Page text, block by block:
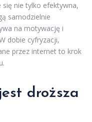
nie tylko efektywna,
samodzielnie
na motywację i
dobie cyfryzacji,
przez internet to krok
droższa